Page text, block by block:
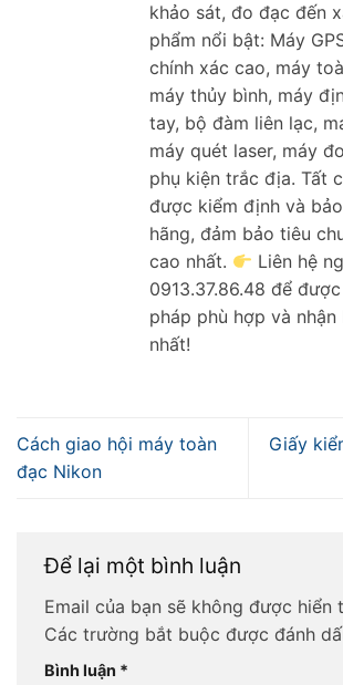
khảo sát, đo đạc đến
phẩm nổi bật: Máy
chính xác cao, máy
máy thủy bình, máy
tay, bộ đàm liên lạc,
máy quét laser, máy
phụ kiện trắc địa. Tất
được kiểm định và
hãng, đảm bảo tiêu
cao nhất.
Liên hệ
0913.37.86.48 để
pháp phù hợp và
nhất!
Cách giao hội máy toàn
đạc Nikon
Giấy
Để lại một bình luận
Email của bạn sẽ không được hiển
Các trường bắt buộc được đánh
Bình luận *